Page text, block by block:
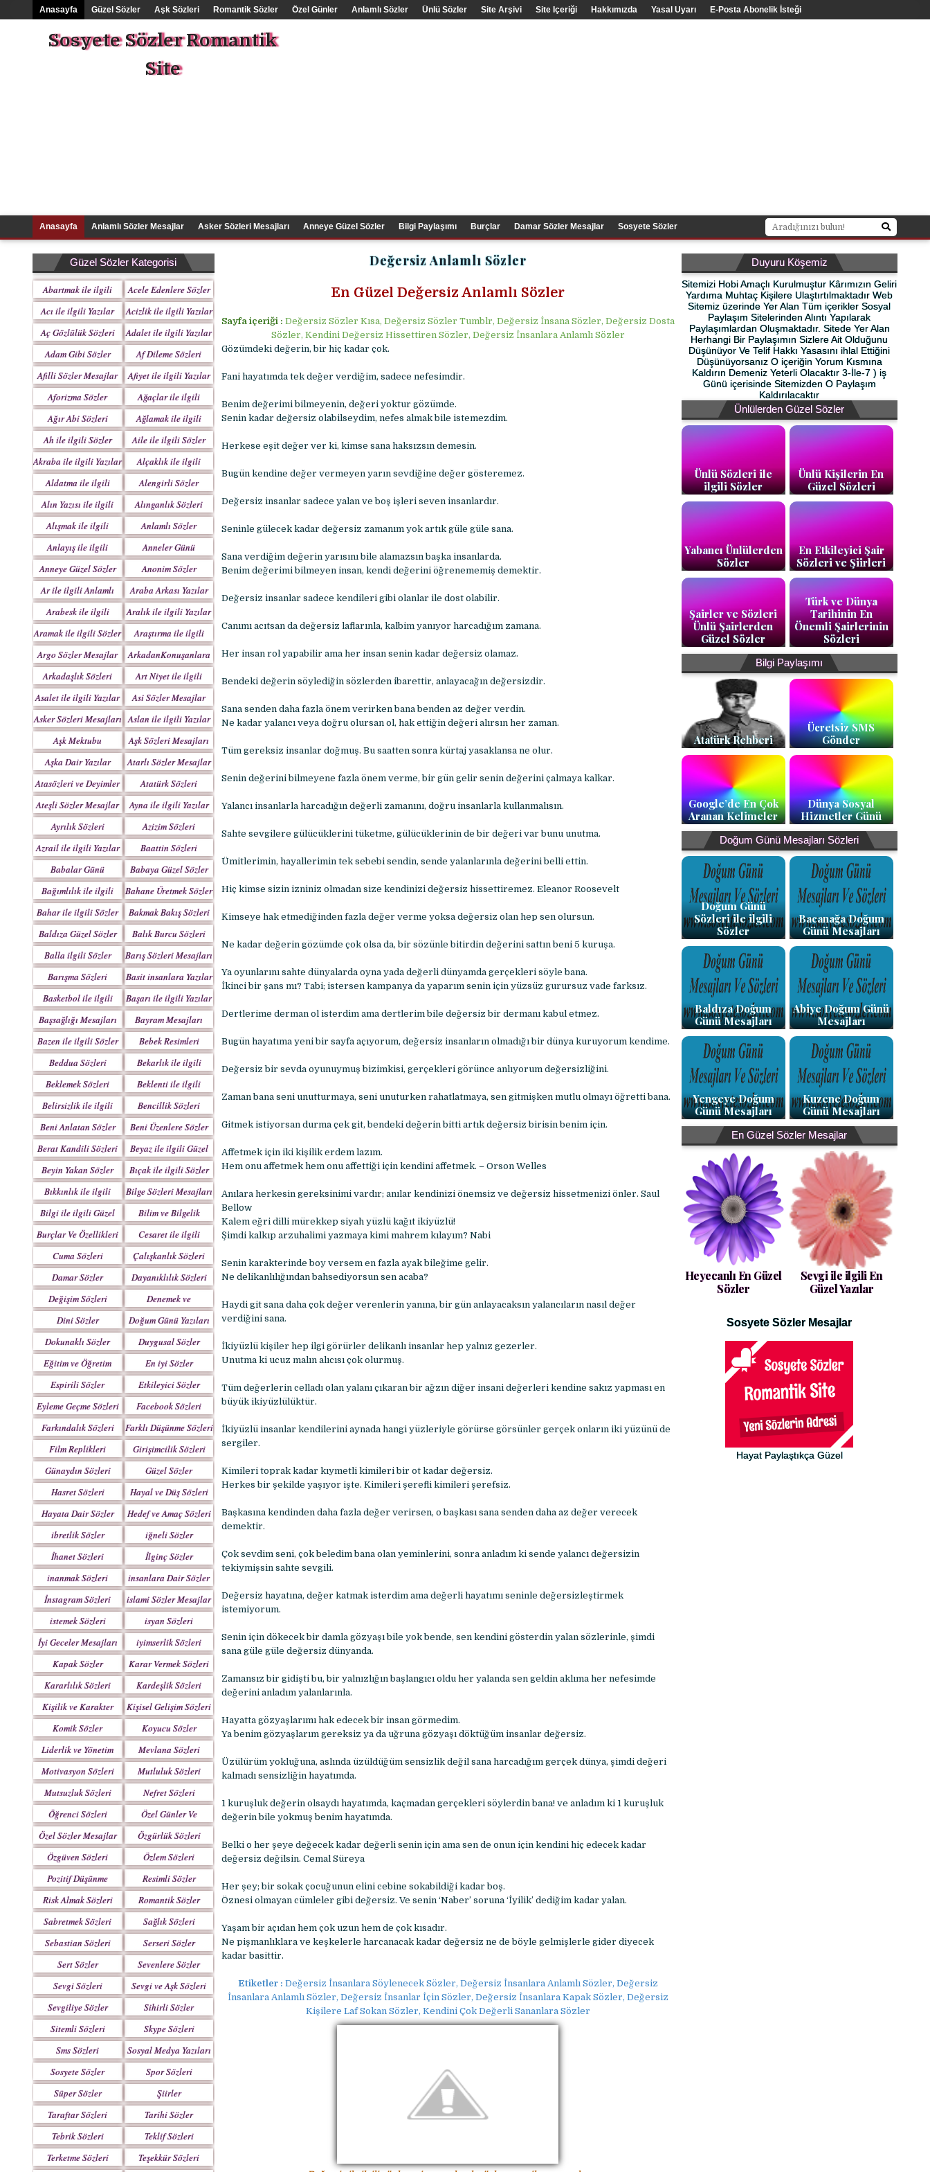
Anasayfa Güzel Sözler Aşk Sözleri Romantik Sözler Özel Günler Anlamlı Sözler Ünlü Sözler Site Arşivi Site Içeriği Hakkımızda Yasal Uyarı E-Posta Abonelik İsteği
Sosyete Sözler Romantik
Site
Anasayfa Anlamlı Sözler Mesajlar Asker Sözleri Mesajları Anneye Güzel Sözler Bilgi Paylaşımı Burçlar Damar Sözler Mesajlar Sosyete Sözler
Güzel Sözler Kategorisi
Abartmak ile ilgili
Yazılar
Acele Edenlere Sözler
Acı ile ilgili Yazılar
Acizlik ile ilgili Yazılar
Aç Gözlülük Sözleri
Adalet ile ilgili Yazılar
Adam Gibi Sözler
Mesajlar
Af Dileme Sözleri
Mesajları
Afilli Sözler Mesajlar
Afiyet ile ilgili Yazılar
Aforizma Sözler
Mesajlar
Ağaçlar ile ilgili
Yazılar
Ağır Abi Sözleri
Mesajları
Ağlamak ile ilgili
Yazılar
Ah ile ilgili Sözler
Aile ile ilgili Sözler
Akraba ile ilgili Yazılar
Alçaklık ile ilgili
Yazılar
Aldatma ile ilgili
Yazıları
Alengirli Sözler
Mesajlar
Alın Yazısı ile ilgili
Sözler
Alınganlık Sözleri
Alışmak ile ilgili
Yazılar
Anlamlı Sözler
Mesajlar
Anlayış ile ilgili
Yazılar
Anneler Günü
Mesajları
Anneye Güzel Sözler
Anonim Sözler
Ar ile ilgili Anlamlı
Sözler
Araba Arkası Yazılar
Arabesk ile ilgili
Yazılar
Aralık ile ilgili Yazılar
Aramak ile ilgili Sözler
Araştırma ile ilgili
Sözler
Argo Sözler Mesajlar
ArkadanKonuşanlara
Sözler
Arkadaşlık Sözleri
Mesajları
Art Niyet ile ilgili
Yazılar
Asalet ile ilgili Yazılar
Asi Sözler Mesajlar
Asker Sözleri Mesajları Aslan ile ilgili Yazılar
Aşk Mektubu
Mektupları
Aşk Sözleri Mesajları
Aşka Dair Yazılar
Atarlı Sözler Mesajlar
Atasözleri ve Deyimler
Atatürk Sözleri
Mesajları
Ateşli Sözler Mesajlar
Ayna ile ilgili Yazılar
Ayrılık Sözleri
Mesajları
Azizim Sözleri
Mesajları
Azrail ile ilgili Yazılar
Baattin Sözleri
Mesajları
Babalar Günü
Babaya Güzel Sözler
Bağımlılık ile ilgili
Yazılar
Bahane Üretmek Sözler
Bahar ile ilgili Sözler
Yazılar
Bakmak Bakış Sözleri
Baldıza Güzel Sözler
Balık Burcu Sözleri
Balla ilgili Sözler
Barış Sözleri Mesajları
Barışma Sözleri
Mesajları
Basit insanlara Yazılar
Basketbol ile ilgili
Sözler
Başarı ile ilgili Yazılar
Başsağlığı Mesajları
Bayram Mesajları
Sözleri
Bazen ile ilgili Sözler
Mesajlar
Bebek Resimleri
Beddua Sözleri
Mesajları
Bekarlık ile ilgili
Sözler
Beklemek Sözleri
Beklenti ile ilgili
Sözler
Belirsizlik ile ilgili
Sözler
Bencillik Sözleri
Mesajları
Beni Anlatan Sözler
Beni Üzenlere Sözler
Berat Kandili Sözleri
Mesajları
Beyaz ile ilgili Güzel
Sözler
Beyin Yakan Sözler
Bıçak ile ilgili Sözler
Bıkkınlık ile ilgili
Sözler
Bilge Sözleri Mesajları
Bilgi ile ilgili Güzel
Sözler
Bilim ve Bilgelik
Sözleri
Burçlar Ve Özellikleri
Cesaret ile ilgili
Yazılar
Cuma Sözleri
Çalışkanlık Sözleri
Damar Sözler
Dayanıklılık Sözleri
Değişim Sözleri
Denemek ve
Çabalamak Sözleri
Dini Sözler
Doğum Günü Yazıları
Dokunaklı Sözler
Duygusal Sözler
Eğitim ve Öğretim
Sözleri
En iyi Sözler
Espirili Sözler
Etkileyici Sözler
Eyleme Geçme Sözleri
Facebook Sözleri
Farkındalık Sözleri
Farklı Düşünme Sözleri
Film Replikleri
Girişimcilik Sözleri
Günaydın Sözleri
Güzel Sözler
Hasret Sözleri
Hayal ve Düş Sözleri
Hayata Dair Sözler
Hedef ve Amaç Sözleri
ibretlik Sözler
iğneli Sözler
İhanet Sözleri
İlginç Sözler
inanmak Sözleri
insanlara Dair Sözler
İnstagram Sözleri
islami Sözler Mesajlar
istemek Sözleri
isyan Sözleri
İyi Geceler Mesajları
iyimserlik Sözleri
Kapak Sözler
Karar Vermek Sözleri
Kararlılık Sözleri
Kardeşlik Sözleri
Kişilik ve Karakter
Sözleri
Kişisel Gelişim Sözleri
Komik Sözler
Koyucu Sözler
Liderlik ve Yönetim
Sözleri
Mevlana Sözleri
Motivasyon Sözleri
Mutluluk Sözleri
Mutsuzluk Sözleri
Nefret Sözleri
Öğrenci Sözleri
Özel Günler Ve
Haftalar
Özel Sözler Mesajlar
Özgürlük Sözleri
Özgüven Sözleri
Özlem Sözleri
Pozitif Düşünme
Sözleri
Resimli Sözler
Risk Almak Sözleri
Romantik Sözler
Sabretmek Sözleri
Sağlık Sözleri
Sebastian Sözleri
Serseri Sözler
Sert Sözler
Sevenlere Sözler
Sevgi Sözleri
Sevgi ve Aşk Sözleri
Sevgiliye Sözler
Sihirli Sözler
Sitemli Sözleri
Skype Sözleri
Sms Sözleri
Sosyal Medya Yazıları
Sosyete Sözler
Mesajlar
Spor Sözleri
Süper Sözler
Şiirler
Taraftar Sözleri
Tarihi Sözler
Tebrik Sözleri
Teklif Sözleri
Terketme Sözleri
Teşekkür Sözleri
Değersiz Anlamlı Sözler
En Güzel Değersiz Anlamlı Sözler
Sayfa içeriği : Değersiz Sözler Kısa, Değersiz Sözler Tumblr, Değersiz İnsana Sözler, Değersiz Dosta
Sözler, Kendini Değersiz Hissettiren Sözler, Değersiz İnsanlara Anlamlı Sözler
Gözümdeki değerin, bir hiç kadar çok.
Fani hayatımda tek değer verdiğim, sadece nefesimdir.
Benim değerimi bilmeyenin, değeri yoktur gözümde.
Senin kadar değersiz olabilseydim, nefes almak bile istemezdim.
Herkese eşit değer ver ki, kimse sana haksızsın demesin.
Bugün kendine değer vermeyen yarın sevdiğine değer gösteremez.
Değersiz insanlar sadece yalan ve boş işleri seven insanlardır.
Seninle gülecek kadar değersiz zamanım yok artık güle güle sana.
Sana verdiğim değerin yarısını bile alamazsın başka insanlarda.
Benim değerimi bilmeyen insan, kendi değerini öğrenememiş demektir.
Değersiz insanlar sadece kendileri gibi olanlar ile dost olabilir.
Canımı acıtsan da değersiz laflarınla, kalbim yanıyor harcadığım zamana.
Her insan rol yapabilir ama her insan senin kadar değersiz olamaz.
Bendeki değerin söylediğin sözlerden ibarettir, anlayacağın değersizdir.
Sana senden daha fazla önem verirken bana benden az değer verdin.
Ne kadar yalancı veya doğru olursan ol, hak ettiğin değeri alırsın her zaman.
Tüm gereksiz insanlar doğmuş. Bu saatten sonra kürtaj yasaklansa ne olur.
Senin değerini bilmeyene fazla önem verme, bir gün gelir senin değerini çalmaya kalkar.
Yalancı insanlarla harcadığın değerli zamanını, doğru insanlarla kullanmalısın.
Sahte sevgilere gülücüklerini tüketme, gülücüklerinin de bir değeri var bunu unutma.
Ümitlerimin, hayallerimin tek sebebi sendin, sende yalanlarınla değerini belli ettin.
Hiç kimse sizin izniniz olmadan size kendinizi değersiz hissettiremez. Eleanor Roosevelt
Kimseye hak etmediğinden fazla değer verme yoksa değersiz olan hep sen olursun.
Ne kadar değerin gözümde çok olsa da, bir sözünle bitirdin değerini sattın beni 5 kuruşa.
Ya oyunlarını sahte dünyalarda oyna yada değerli dünyamda gerçekleri söyle bana.
İkinci bir şans mı? Tabi; istersen kampanya da yaparım senin için yüzsüz gurursuz vade farksız.
Dertlerime derman ol isterdim ama dertlerim bile değersiz bir dermanı kabul etmez.
Bugün hayatıma yeni bir sayfa açıyorum, değersiz insanların olmadığı bir dünya kuruyorum kendime.
Değersiz bir sevda oyunuymuş bizimkisi, gerçekleri görünce anlıyorum değersizliğini.
Zaman bana seni unutturmaya, seni unuturken rahatlatmaya, sen gitmişken mutlu olmayı öğretti bana.
Gitmek istiyorsan durma çek git, bendeki değerin bitti artık değersiz birisin benim için.
Affetmek için iki kişilik erdem lazım.
Hem onu affetmek hem onu affettiği için kendini affetmek. – Orson Welles
Anılara herkesin gereksinimi vardır; anılar kendinizi önemsiz ve değersiz hissetmenizi önler. Saul
Bellow
Kalem eğri dilli mürekkep siyah yüzlü kağıt ikiyüzlü!
Şimdi kalkıp arzuhalimi yazmaya kimi mahrem kılayım? Nabi
Senin karakterinde boy versem en fazla ayak bileğime gelir.
Ne delikanlılığından bahsediyorsun sen acaba?
Haydi git sana daha çok değer verenlerin yanına, bir gün anlayacaksın yalancıların nasıl değer
verdiğini sana.
İkiyüzlü kişiler hep ilgi görürler delikanlı insanlar hep yalnız gezerler.
Unutma ki ucuz malın alıcısı çok olurmuş.
Tüm değerlerin celladı olan yalanı çıkaran bir ağzın diğer insani değerleri kendine sakız yapması en
büyük ikiyüzlülüktür.
İkiyüzlü insanlar kendilerini aynada hangi yüzleriyle görürse görsünler gerçek onların iki yüzünü de
sergiler.
Kimileri toprak kadar kıymetli kimileri bir ot kadar değersiz.
Herkes bir şekilde yaşıyor işte. Kimileri şerefli kimileri şerefsiz.
Başkasına kendinden daha fazla değer verirsen, o başkası sana senden daha az değer verecek
demektir.
Çok sevdim seni, çok beledim bana olan yeminlerini, sonra anladım ki sende yalancı değersizin
tekiymişsin sahte sevgili.
Değersiz hayatına, değer katmak isterdim ama değerli hayatımı seninle değersizleştirmek
istemiyorum.
Senin için dökecek bir damla gözyaşı bile yok bende, sen kendini gösterdin yalan sözlerinle, şimdi
sana güle güle değersiz dünyanda.
Zamansız bir gidişti bu, bir yalnızlığın başlangıcı oldu her yalanda sen geldin aklıma her nefesimde
değerini anladım yalanlarınla.
Hayatta gözyaşlarımı hak edecek bir insan görmedim.
Ya benim gözyaşlarım gereksiz ya da uğruna gözyaşı döktüğüm insanlar değersiz.
Üzülürüm yokluğuna, aslında üzüldüğüm sensizlik değil sana harcadığım gerçek dünya, şimdi değeri
kalmadı sensizliğin hayatımda.
1 kuruşluk değerin olsaydı hayatımda, kaçmadan gerçekleri söylerdin bana! ve anladım ki 1 kuruşluk
değerin bile yokmuş benim hayatımda.
Belki o her şeye değecek kadar değerli senin için ama sen de onun için kendini hiç edecek kadar
değersiz değilsin. Cemal Süreya
Her şey; bir sokak çocuğunun elini cebine sokabildiği kadar boş.
Öznesi olmayan cümleler gibi değersiz. Ve senin ‘Naber’ soruna ‘İyilik’ dediğim kadar yalan.
Yaşam bir açıdan hem çok uzun hem de çok kısadır.
Ne pişmanlıklara ve keşkelerle harcanacak kadar değersiz ne de böyle gelmişlerle gider diyecek
kadar basittir.
Etiketler : Değersiz İnsanlara Söylenecek Sözler, Değersiz İnsanlara Anlamlı Sözler, Değersiz
İnsanlara Anlamlı Sözler, Değersiz İnsanlar İçin Sözler, Değersiz İnsanlara Kapak Sözler, Değersiz
Kişilere Laf Sokan Sözler, Kendini Çok Değerli Sananlara Sözler
Duyuru Köşemiz
Sitemizi Hobi Amaçlı Kurulmuştur Kârımızın Geliri
Yardıma Muhtaç Kişilere Ulaştırtılmaktadır Web
Sitemiz üzerinde Yer Alan Tüm içerikler Sosyal
Paylaşım Sitelerinden Alıntı Yapılarak
Paylaşımlardan Oluşmaktadır. Sitede Yer Alan
Herhangi Bir Paylaşımın Sizlere Ait Olduğunu
Düşünüyor Ve Telif Hakkı Yasasını ihlal Ettiğini
Düşünüyorsanız O içeriğin Yorum Kısmına
Kaldırın Demeniz Yeterli Olacaktır 3-İle-7 ) iş
Günü içerisinde Sitemizden O Paylaşım
Kaldırılacaktır
Ünlülerden Güzel Sözler
Ünlü Sözleri ile
ilgili Sözler
Ünlü Kişilerin En
Güzel Sözleri
Yabancı Ünlülerden
Sözler
En Etkileyici Şair
Sözleri ve Şiirleri
Şairler ve Sözleri
Ünlü Şairlerden
Güzel Sözler
Türk ve Dünya
Tarihinin En
Önemli Şairlerinin
Sözleri
Bilgi Paylaşımı
Atatürk Rehberi
Ücretsiz SMS
Gönder
Google’de En Çok
Aranan Kelimeler
Dünya Sosyal
Hizmetler Günü
Doğum Günü Mesajları Sözleri
Doğum Günü
Sözleri ile ilgili
Sözler
Bacanağa Doğum
Günü Mesajları
Baldıza Doğum
Günü Mesajları
Abiye Doğum Günü
Mesajları
Yengeye Doğum
Günü Mesajları
Kuzene Doğum
Günü Mesajları
En Güzel Sözler Mesajlar
Heyecanlı En Güzel
Sözler
Sevgi ile ilgili En
Güzel Yazılar
Sosyete Sözler Mesajlar
Hayat Paylaştıkça Güzel